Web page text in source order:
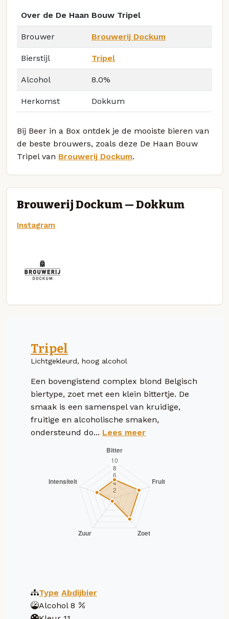
Over de De Haan Bouw Tripel
Brouwer Brouwerij Dockum
Bierstijl Tripel
Alcohol 8.0%
Herkomst Dokkum
Bij Beer in a Box ontdek je de mooiste bieren van
de beste brouwers, zoals deze De Haan Bouw
Tripel van Brouwerij Dockum.
Brouwerij Dockum — Dokkum
Instagram
Tripel
Lichtgekleurd, hoog alcohol
Een bovengistend complex blond Belgisch
biertype, zoet met een klein bittertje. De
smaak is een samenspel van kruidige,
fruitige en alcoholische smaken,
ondersteund do... Lees meer
Type Abdijbier
Alcohol 8